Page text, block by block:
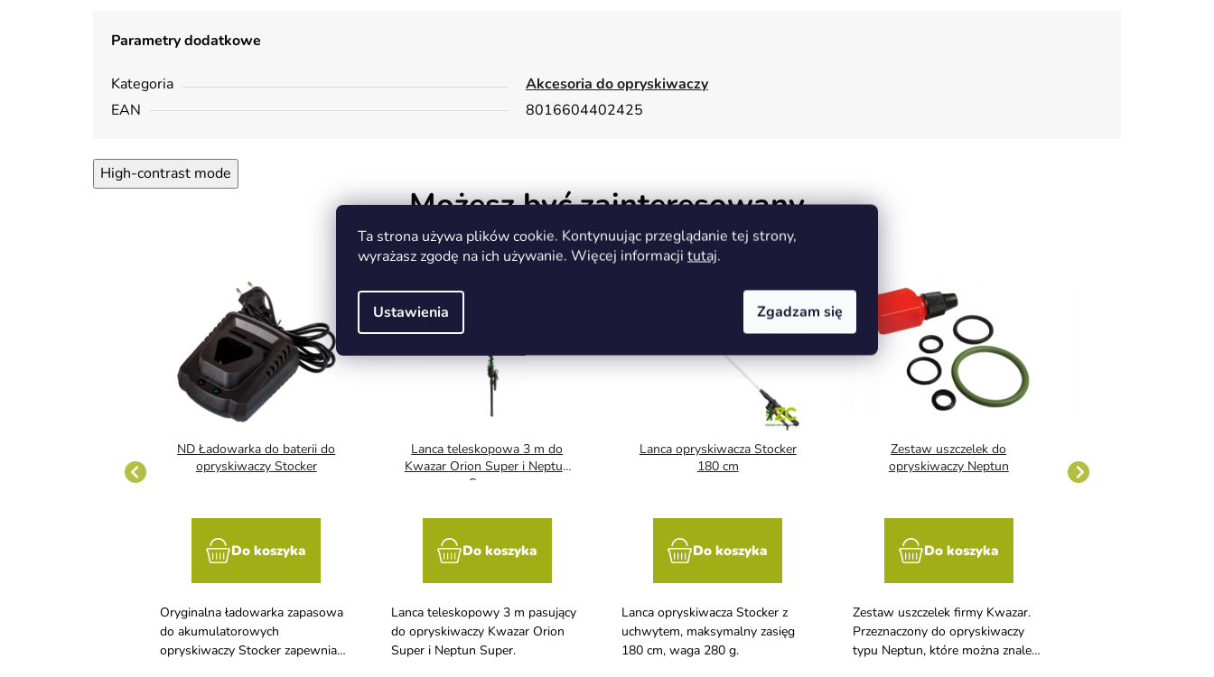
Ta strona używa plików cookie. Kontynuując przeglądanie tej strony,
wyrażasz zgodę na ich używanie. Więcej informacji tutaj.
Ustawienia Zgadzam się
Parametry dodatkowe
Kategoria
Akcesoria do opryskiwaczy
EAN
8016604402425
High-contrast mode
Możesz być zainteresowany
ND Ładowarka do baterii do
opryskiwaczy Stocker
Do koszyka
Oryginalna ładowarka zapasowa
do akumulatorowych
opryskiwaczy Stocker zapewnia
Lanca teleskopowa 3 m do
Kwazar Orion Super i Neptun
Super.
Do koszyka
Lanca teleskopowy 3 m pasujący
do opryskiwaczy Kwazar Orion
Super i Neptun Super.
Lanca opryskiwacza Stocker
180 cm
Do koszyka
Lanca opryskiwacza Stocker z
uchwytem, maksymalny zasięg
180 cm, waga 280 g.
Zestaw uszczelek do
opryskiwaczy Neptun
Do koszyka
Zestaw uszczelek firmy Kwazar.
Przeznaczony do opryskiwaczy
typu Neptun, które można znaleźć